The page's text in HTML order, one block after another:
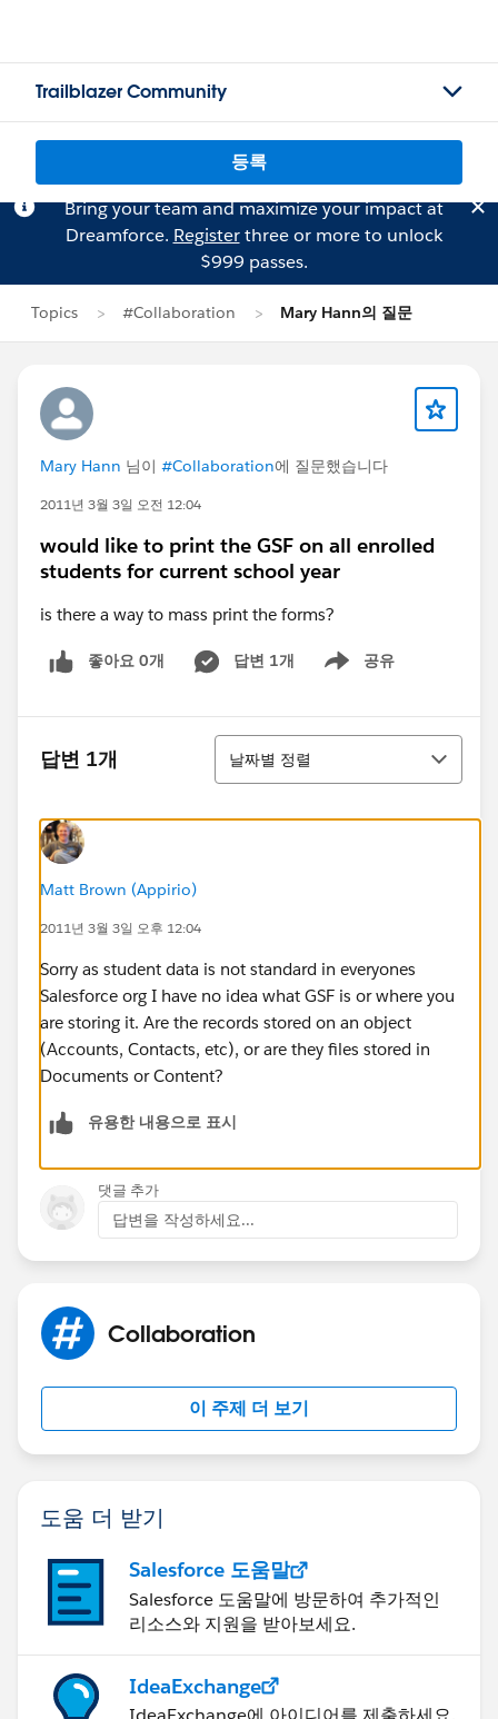
Trailblazer Community
등록
Bring your team and maximize your impact at
Dreamforce. Registerthree or more to unlock
$999 passes.
Topics #Collaboration Mary Hann의 질문
Mary Hann 님이 #Collaboration에 질문했습니다
2011년 3월 3일 오전 12:04
would like to print the GSF on all enrolled
students for current school year
is there a way to mass print the forms?
좋아요 0개 답변 1개 공유
Show menu
답변 1개
정렬
날짜별 정렬
Matt Brown (Appirio)
2011년 3월 3일 오후 12:04
Sorry as student data is not standard in everyones
Salesforce org I have no idea what GSF is or where you
are storing it. Are the records stored on an object
(Accounts, Contacts, etc), or are they files stored in
Documents or Content?
유용한 내용으로 표시
댓글 추가
답변을 작성하세요...
Collaboration
이 주제 더 보기
도움 더 받기
Salesforce 도움말
Salesforce 도움말에 방문하여 추가적인
리소스와 지원을 받아보세요.
IdeaExchange